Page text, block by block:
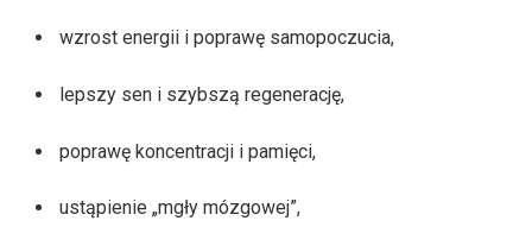
wzrost energii i poprawę samopoczucia,
lepszy sen i szybszą regenerację,
poprawę koncentracji i pamięci,
ustąpienie „mgły mózgowej”,